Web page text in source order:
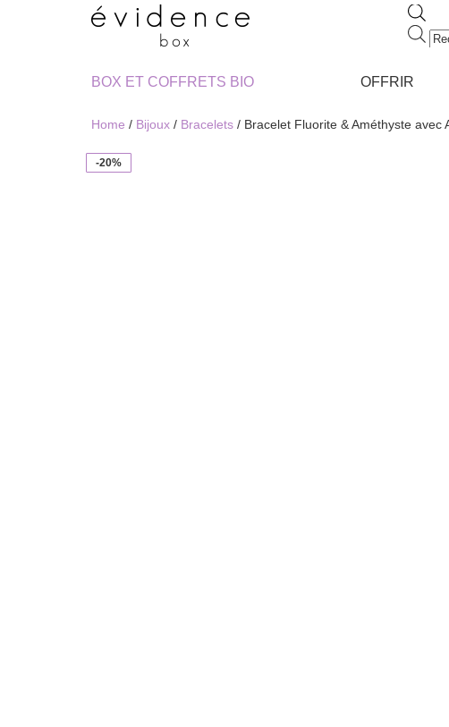
de
BOX ET COFFRETS BIO
OFFRIR
Home / Bijoux / Bracelets / Bracelet Fluorite & Améthyste avec
-20%